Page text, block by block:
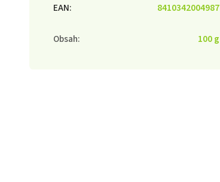
EAN: 8410342004987
Obsah: 100 g